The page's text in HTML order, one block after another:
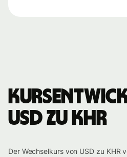
USD zu KHR
Der Wechselkurs von USD zu KHR